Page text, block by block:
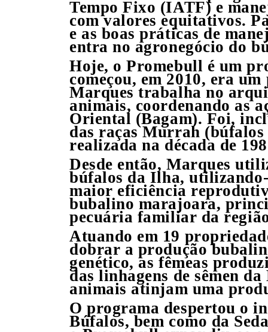
Tempo Fixo (IATF) e
com valores equitativos.
e as boas práticas de
entra no agronegócio do
Hoje, o Promebull é um
começou, em 2010, era
Marques trabalha no
animais, coordenando as
Oriental (Bagam). Foi,
das raças Murrah
realizada na década de
Desde então, Marques
búfalos da Ilha,
maior eficiência
bubalino marajoara,
pecuária familiar da
Atuando em 19
dobrar a produção
genético, as fêmeas
das linhagens de sêmen
animais atinjam uma
O programa despertou o
Búfalos, bem como da